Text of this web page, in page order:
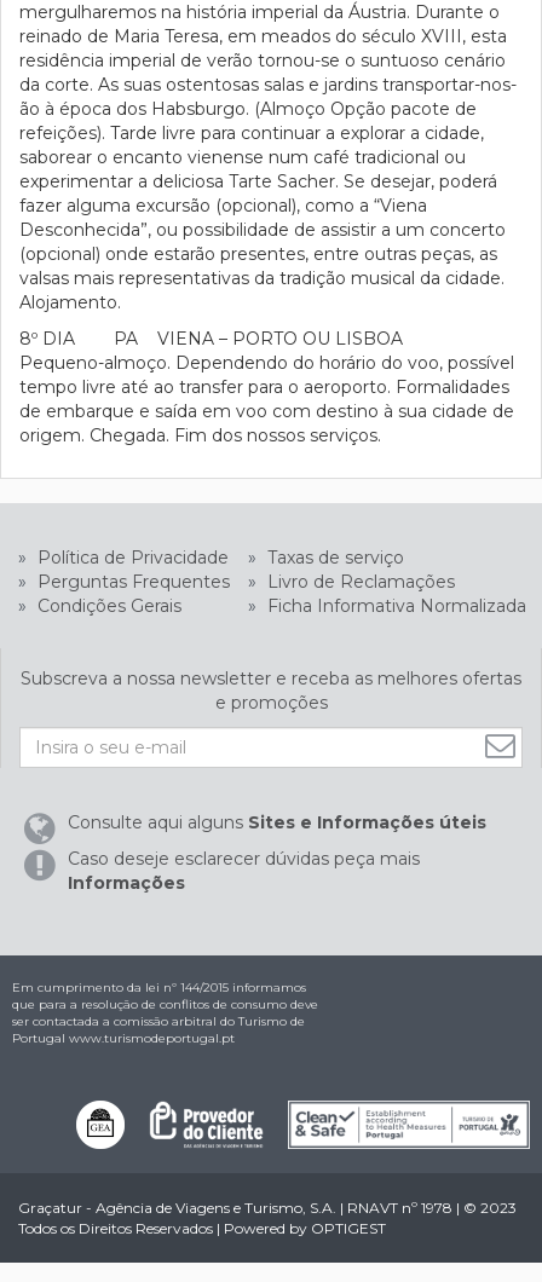
mergulharemos na história imperial da Áustria. Durante o
reinado de Maria Teresa, em meados do século XVIII, esta
residência imperial de verão tornou-se o suntuoso cenário
da corte. As suas ostentosas salas e jardins transportar-nos-
ão à época dos Habsburgo. (Almoço Opção pacote de
refeições). Tarde livre para continuar a explorar a cidade,
saborear o encanto vienense num café tradicional ou
experimentar a deliciosa Tarte Sacher. Se desejar, poderá
fazer alguma excursão (opcional), como a “Viena
Desconhecida”, ou possibilidade de assistir a um concerto
(opcional) onde estarão presentes, entre outras peças, as
valsas mais representativas da tradição musical da cidade.
Alojamento.
8º DIA PA VIENA – PORTO OU LISBOA
Pequeno-almoço. Dependendo do horário do voo, possível
tempo livre até ao transfer para o aeroporto. Formalidades
de embarque e saída em voo com destino à sua cidade de
origem. Chegada. Fim dos nossos serviços.
» Política de Privacidade » Taxas de serviço
»
Perguntas Frequentes »
Livro de Reclamações
»
Condições Gerais » Ficha Informativa Normalizada
Subscreva a nossa newsletter e receba as melhores ofertas
e promoções
Consulte aqui alguns Sites e Informações úteis
Caso deseje esclarecer dúvidas peça mais
Informações
Em cumprimento da lei nº 144/2015 informamos
que para a resolução de conflitos de consumo deve
ser contactada a comissão arbitral do Turismo de
Portugal www.turismodeportugal.pt
Graçatur - Agência de Viagens e Turismo, S.A. | RNAVT nº 1978 | © 2023
Todos os Direitos Reservados | Powered by OPTIGEST